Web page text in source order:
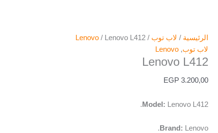
الرئيسية / لاب توب /
Lenovo / Lenovo L412
لاب توب,
Lenovo
Lenovo L412
EGP 3.200,00
Model: Lenovo L412.
Brand: Lenovo.